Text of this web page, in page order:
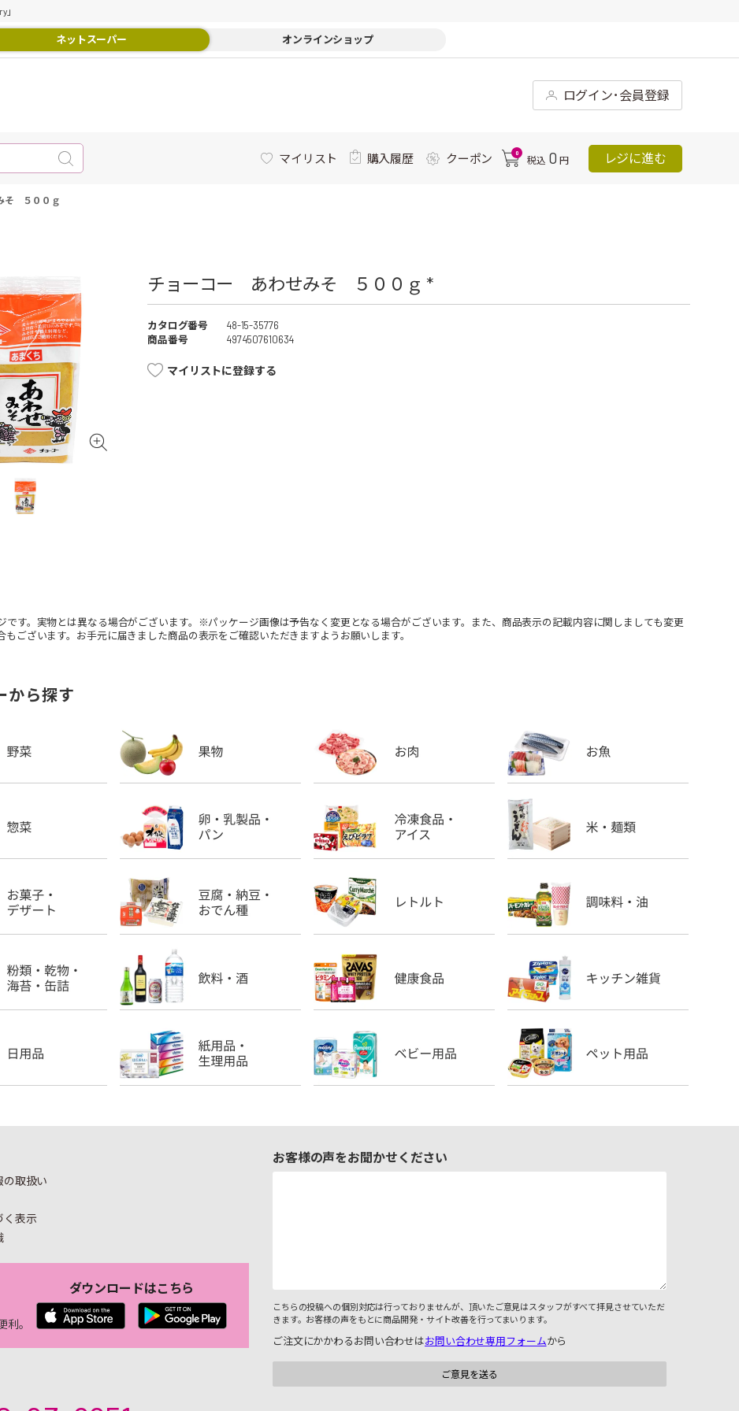
」
ネットスーパー オンラインショップ
ログイン･会員登録
マイリスト 購入履歴 クーポン 0
税込 0 円 レジに進む
そ ５００ｇ
チョーコー あわせみそ ５００ｇ *
カタログ番号
48-15-35776
商品番号
4974507610634
マイリストに登録する
です。実物とは異なる場合がございます。※パッケージ画像は予告なく変更となる場合がございます。また、商品表示の記載内容に関しましても変更
もございます。お手元に届きました商品の表示をご確認いただきますようお願いします。
から探す
の取扱い
く表示
。
ダウンロードはこちら
お客様の声をお聞かせください
こちらの投稿への個別対応は行っておりませんが、頂いたご意見はスタッフがすべて拝見させていただ
きます。お客様の声をもとに商品開発・サイト改善を行ってまいります。
ご注文にかかわるお問い合わせはお問い合わせ専用フォームから